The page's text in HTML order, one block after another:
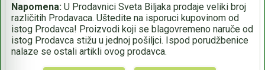
Napomena: U Prodavnici Sveta Biljaka prodaje veliki broj
različitih Prodavaca. Uštedite na isporuci kupovinom od
istog Prodavca! Proizvodi koji se blagovremeno naruče od
istog Prodavca stižu u jednoj pošiljci. Ispod porudžbenice
nalaze se ostali artikli ovog prodavca.